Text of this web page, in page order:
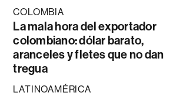
COLOMBIA
La mala hora del exportador
colombiano: dólar barato,
aranceles y fletes que no dan
tregua
LATINOAMÉRICA